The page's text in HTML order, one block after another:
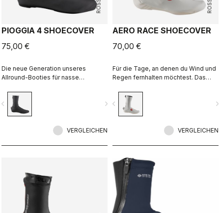
PIOGGIA 4 SHOECOVER
75,00 €
Die neue Generation unseres
Allround-Booties für nasse
Passform und das Fleecefutter
machen diesen Bootie zu einem
warmen, bequemen Überschuh für
nassem Wetter maximalen Schutz
navigate_next
VERGLEICHEN
AERO RACE SHOECOVER
70,00 €
Für die Tage, an denen du Wind und
Regen fernhalten möchtest. Das
der Form des Schuhs an, sorgt für
eine perfekte, aerodynamische
Passform und schützt zugleich vor
navigate_before
VERGLEICHEN